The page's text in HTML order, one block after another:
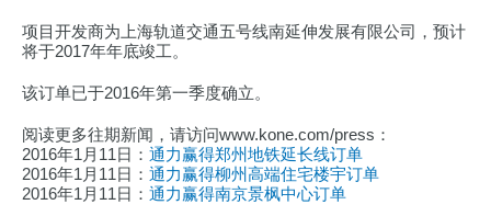
项目开发商为上海轨道交通五号线南延伸发展有限公司，预计
将于2017年年底竣工。
该订单已于2016年第一季度确立。
阅读更多往期新闻，请访问www.kone.com/press：
2016年1月11日： 通力赢得郑州地铁延长线订单
2016年1月11日： 通力赢得柳州高端住宅楼宇订单
2016年1月11日： 通力赢得南京景枫中心订单